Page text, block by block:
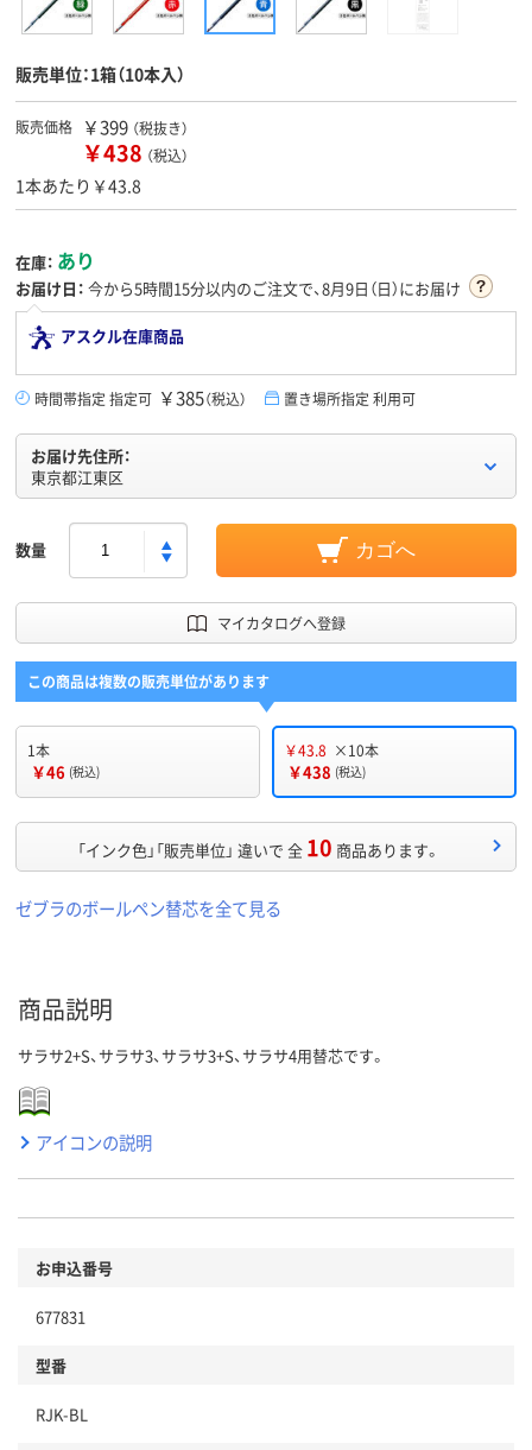
販売単位：1箱（10本入）
販売価格 ￥399 （税抜き）
￥438 （税込）
1本あたり￥43.8
在庫： あり
お届け日： 今から5時間15分以内のご注文で、8月9日（日）にお届け
アスクル在庫商品
時間帯指定 指定可 ￥385（税込） 置き場所指定 利用可
お届け先住所：
東京都江東区
数量 カゴへ
マイカタログへ登録
この商品は複数の販売単位があります
1本
￥46 (税込)
￥43.8 ×10本
￥438 (税込)
「インク色」「販売単位」 違いで 全 10 商品あります。
ゼブラのボールペン替芯を全て見る
商品説明
サラサ2+S、サラサ3、サラサ3+S、サラサ4用替芯です。
アイコンの説明
お申込番号
677831
型番
RJK-BL